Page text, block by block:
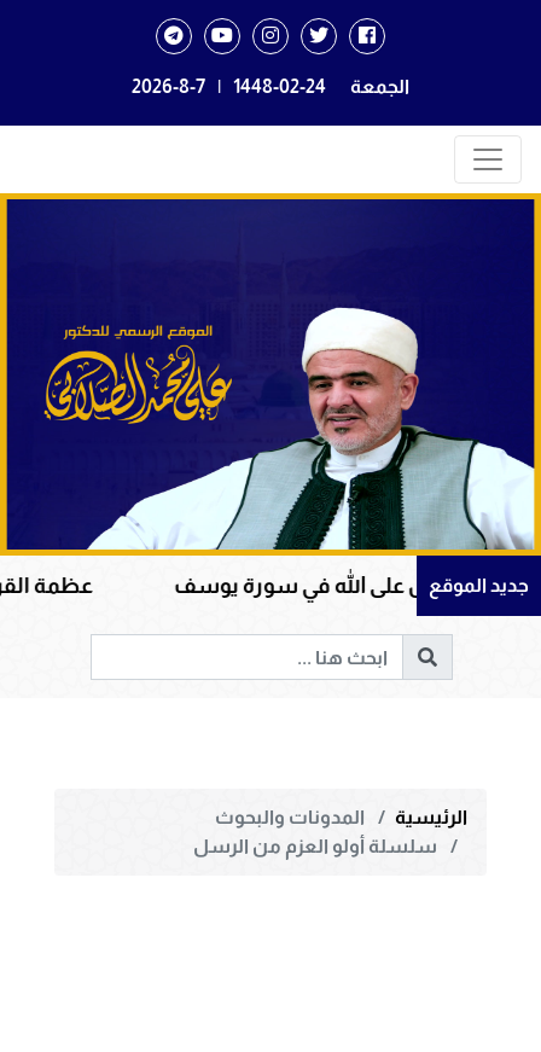
الجمعة 1448-02-24
|
2026-8-7
جديد الموقععلى الله في سورة يوسف عظمة القرآن
الرئيسية
المدونات والبحوث
سلسلة أولو العزم من الرسل